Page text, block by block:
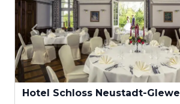
Hotel Schloss Neustadt-Glewe